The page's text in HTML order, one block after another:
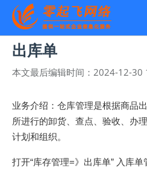
出库单
本文最后编辑时间： 2024-12-30
业务介绍：仓库管理是根据商品
所进行的卸货、查点、验收、办
计划和组织。
打开“库存管理=》出库单” 入库